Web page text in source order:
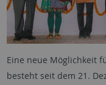
Eine neue Möglichkeit
besteht seit dem 21.